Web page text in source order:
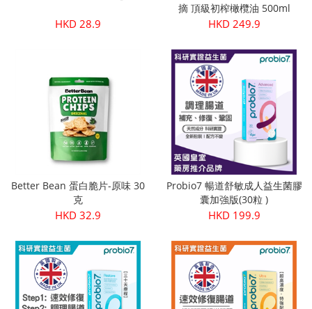
Organic
HKD 28.9
摘 頂級初榨橄欖油 500ml
HKD 249.9
Better Bean 蛋白脆片-原味 30
克
HKD 32.9
Probio7 暢道舒敏成人益生菌膠
囊加強版(30粒 )
HKD 199.9